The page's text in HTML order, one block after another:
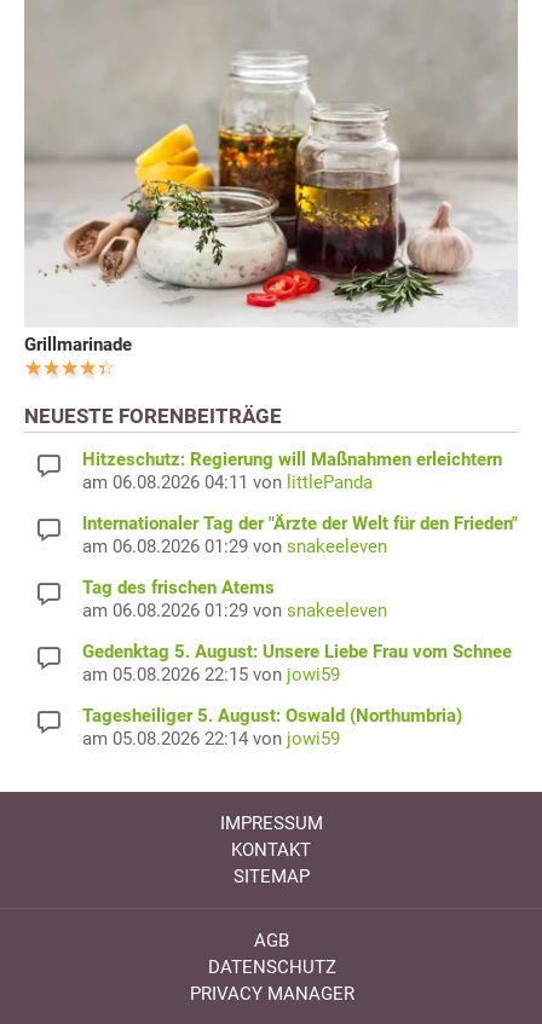
Grillmarinade
NEUESTE FORENBEITRÄGE
Hitzeschutz: Regierung will Maßnahmen erleichtern
am 06.08.2026 04:11 von littlePanda
Internationaler Tag der "Ärzte der Welt für den Frieden"
am 06.08.2026 01:29 von snakeeleven
Tag des frischen Atems
am 06.08.2026 01:29 von snakeeleven
Gedenktag 5. August: Unsere Liebe Frau vom Schnee
am 05.08.2026 22:15 von jowi59
Tagesheiliger 5. August: Oswald (Northumbria)
am 05.08.2026 22:14 von jowi59
IMPRESSUM
KONTAKT
SITEMAP
AGB
DATENSCHUTZ
PRIVACY MANAGER